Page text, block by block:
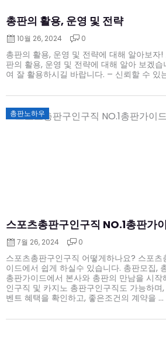
총판의 활용, 운영 및 전략
10월 26, 2024 0
총판의 활용, 운영 및 전략에 대해 알아보자
판의 활용, 운영 및 전략에 대해 알아 보겠
여 잘 활용하시길 바랍니다. – 신뢰할 수 있
총판노하우
스포츠총판구인구직 NO.1총판가
Posted
on
7월 26, 2024 0
스포츠총판구인구직 어떻게하나요? 스포
이드에서 쉽게 하실수 있습니다. 총판모집,
총판가이드에서 본사와 총판의 만남을 시
인구직 및 카지노 총판구인구직도 가능하며
벤트 혜택을 확인하고, 좋은조건의 계약을 ...